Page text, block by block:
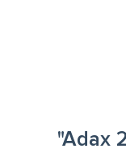
"Adax